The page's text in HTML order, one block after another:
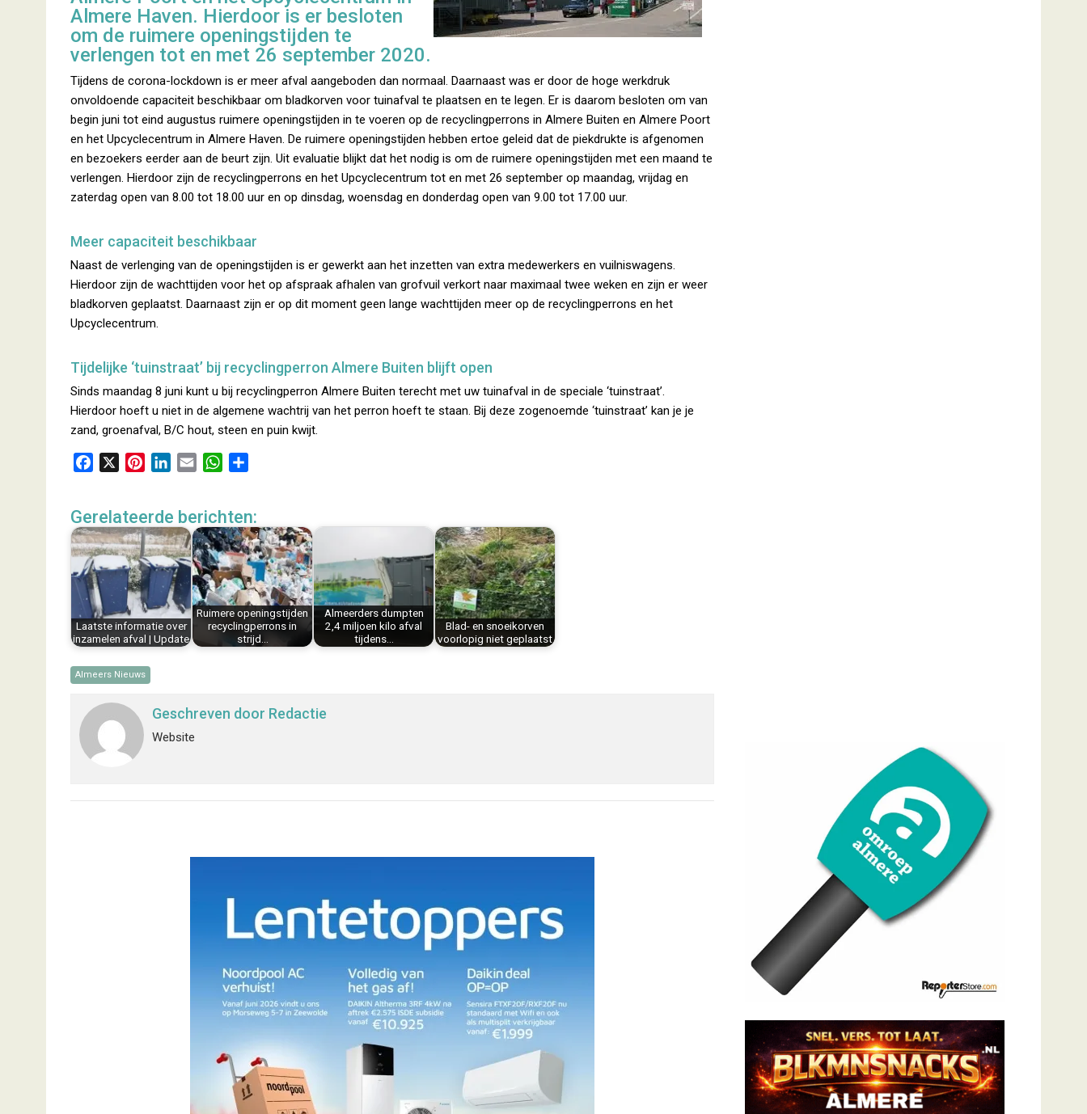
Almere Haven. Hierdoor is er besloten
om de ruimere openingstijden te
verlengen tot en met 26 september 2020.
Tijdens de corona-lockdown is er meer afval aangeboden dan normaal. Daarnaast was er door de hoge werkdruk
onvoldoende capaciteit beschikbaar om bladkorven voor tuinafval te plaatsen en te legen. Er is daarom besloten om van
begin juni tot eind augustus ruimere openingstijden in te voeren op de recyclingperrons in Almere Buiten en Almere Poort
en het Upcyclecentrum in Almere Haven. De ruimere openingstijden hebben ertoe geleid dat de piekdrukte is afgenomen
en bezoekers eerder aan de beurt zijn. Uit evaluatie blijkt dat het nodig is om de ruimere openingstijden met een maand te
verlengen. Hierdoor zijn de recyclingperrons en het Upcyclecentrum tot en met 26 september op maandag, vrijdag en
zaterdag open van 8.00 tot 18.00 uur en op dinsdag, woensdag en donderdag open van 9.00 tot 17.00 uur.
Meer capaciteit beschikbaar
Naast de verlenging van de openingstijden is er gewerkt aan het inzetten van extra medewerkers en vuilniswagens.
Hierdoor zijn de wachttijden voor het op afspraak afhalen van grofvuil verkort naar maximaal twee weken en zijn er weer
bladkorven geplaatst. Daarnaast zijn er op dit moment geen lange wachttijden meer op de recyclingperrons en het
Upcyclecentrum.
Tijdelijke ‘tuinstraat’ bij recyclingperron Almere Buiten blijft open
Sinds maandag 8 juni kunt u bij recyclingperron Almere Buiten terecht met uw tuinafval in de speciale ‘tuinstraat’.
Hierdoor hoeft u niet in de algemene wachtrij van het perron hoeft te staan. Bij deze zogenoemde ‘tuinstraat’ kan je je
zand, groenafval, B/C hout, steen en puin kwijt.
e
b
o
o
k
t
e
r
e
s
t
k
e
d
I
n
i
l
W
t
s
A
p
p
e
n
Gerelateerde berichten:
Laatste informatie over
inzamelen afval | Update
Ruimere openingstijden
recyclingperrons in
strijd…
Almeerders dumpten
2,4 miljoen kilo afval
tijdens…
Blad- en snoeikorven
voorlopig niet geplaatst
Almeers Nieuws
Geschreven door Redactie
Website